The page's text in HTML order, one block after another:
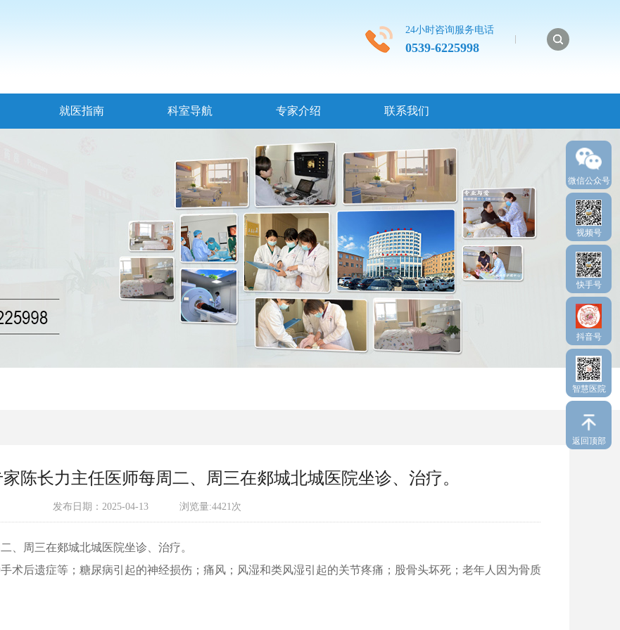
24小时咨询服务电话
0539-6225998
就医指南 科室导航 专家介绍 联系我们
陈长力主任医师每周二、周三在郯城北城医院坐诊、治疗。
发布日期：2025-04-13 浏览量:4421次
周三在郯城北城医院坐诊、治疗。
术后遗症等；糖尿病引起的神经损伤；痛风；风湿和类风湿引起的关节疼痛；股骨头坏死；老年人因为骨质
微信公众号
视频号
快手号
抖音号
智慧医院
返回顶部